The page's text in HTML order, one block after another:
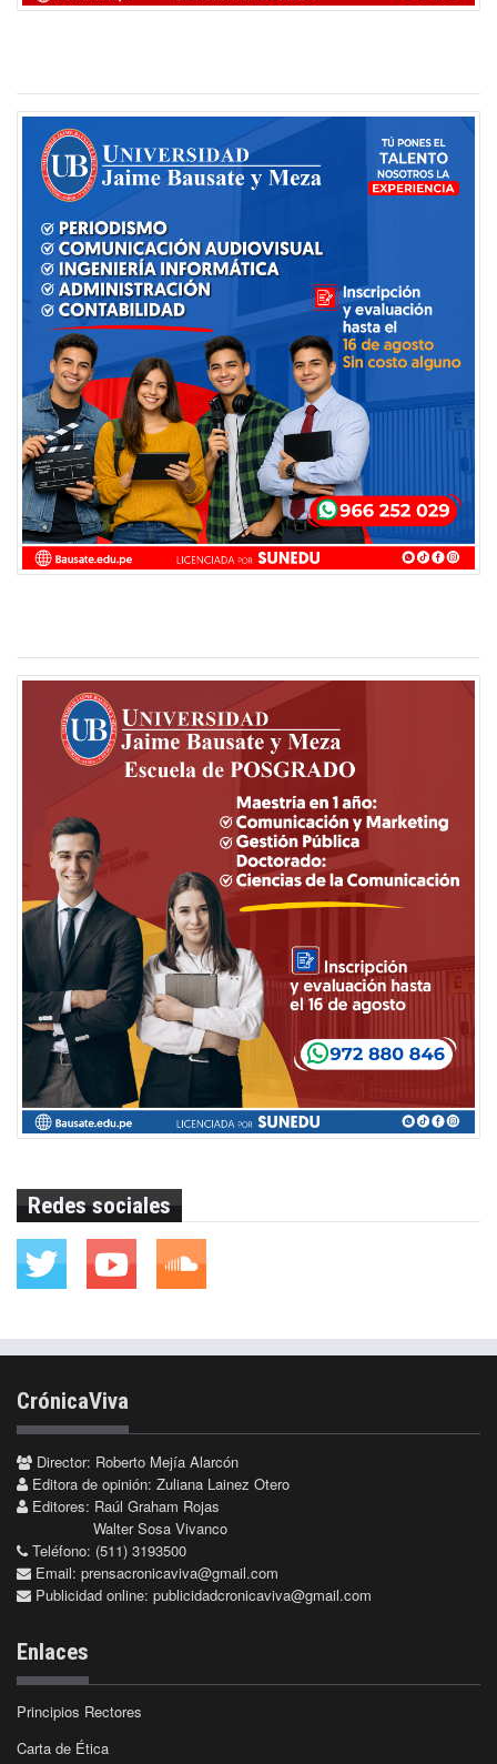
Redes sociales
CrónicaViva
Director: Roberto Mejía Alarcón
Editora de opinión: Zuliana Lainez Otero
Editores: Raúl Graham Rojas
Walter Sosa Vivanco
Teléfono: (511) 3193500
Email: prensacronicaviva@gmail.com
Publicidad online: publicidadcronicaviva@gmail.com
Enlaces
Principios Rectores
Carta de Ética